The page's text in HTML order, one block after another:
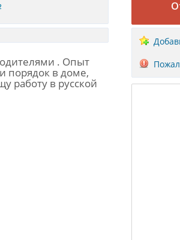
. Опыт
порядок в доме,
работу в русской